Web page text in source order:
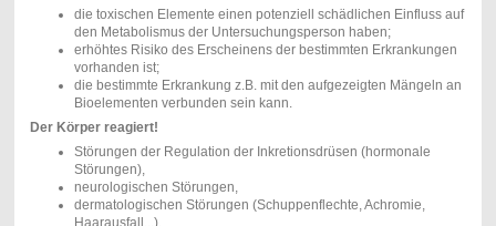
die toxischen Elemente einen potenziell schädlichen Einfluss auf
den Metabolismus der Untersuchungsperson haben;
erhöhtes Risiko des Erscheinens der bestimmten Erkrankungen
vorhanden ist;
die bestimmte Erkrankung z.B. mit den aufgezeigten Mängeln an
Bioelementen verbunden sein kann.
Der Körper reagiert!
Störungen der Regulation der Inkretionsdrüsen (hormonale
Störungen),
neurologischen Störungen,
dermatologischen Störungen (Schuppenflechte, Achromie,